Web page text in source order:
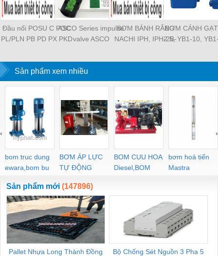
Đầu nối POSU C POC
PL/PLN PB PD PX PKD
PLF PMF PTL SL SS
SCA SAFS SASF HVFS
HVSF PU PV PE PY
HVFF PLJ PYJ PP PG
PEG PW PGJ PPGJ
PYJW SL-C PC-C
POC-C PL-C
ASCO Series impulse
valve ASCO
SCG353A044 ASCO
SCG353A047 ASCO
SCG353A050 ASCO
SXE353.060
BƠM BÁNH RĂNG
NACHI IPH, IPH-2B-
IPH-2A-5-11, IPH-5A-
IPH-5B-50-LT-11, IPH-
100-L-11, IPH-5A-40-
11
BƠM CÁNH
2.5, YB1-10,
100/16 YB1-
YB1-40/12 YB1-
Sản phẩm xem nhiều
bom truc dung
ewara,bom bu
ewara
BƠM ÁP LỰC
TỰ ĐỘNG
BOM CUU HOA
Diesel,BOM
CHUA CHAY
bơm hoả tiển
Mastra
‹ ›
Sản phẩm mới (147896)
Pallet Nhựa Long Thành Đồng
Bộ Chống Sét Nguồn 3 Pha 5